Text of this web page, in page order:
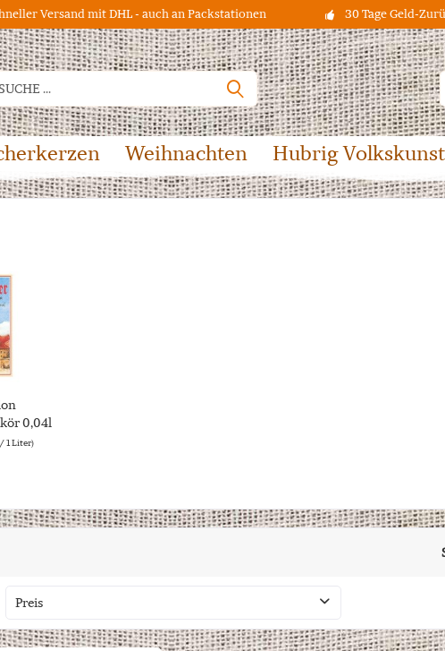
Versand mit DHL - auch an Packstationen 30 Tage Geld-
Weihnachten Hubrig Volkskunst
0,04l
1 Liter)
Preis